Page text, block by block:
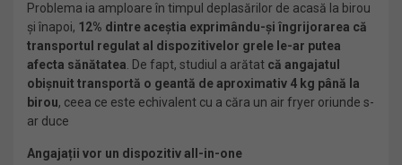
Problema ia amploare în timpul deplasărilor de acasă la birou
și înapoi, 12% dintre aceștia exprimându-și îngrijorarea că
transportul regulat al dispozitivelor grele le-ar putea
afecta sănătatea . De fapt, studiul a arătat că angajatul
obișnuit transportă o geantă de aproximativ 4 kg până la
birou, ceea ce este echivalent cu a căra un air fryer oriunde s-
ar duce
Angajații vor un dispozitiv all-in-one